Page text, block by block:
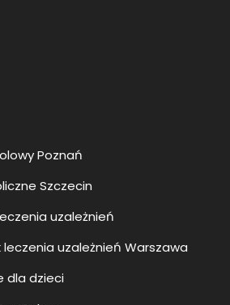
Poznań
Szczecin
uzależnień
uzależnień Warszawa
dla dzieci